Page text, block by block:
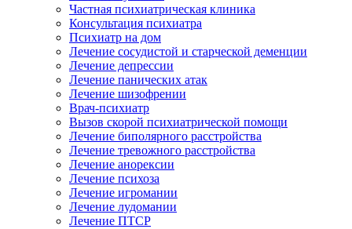
Частная психиатрическая клиника
Консультация психиатра
Психиатр на дом
Лечение сосудистой и старческой деменции
Лечение депрессии
Лечение панических атак
Лечение шизофрении
Врач-психиатр
Вызов скорой психиатрической помощи
Лечение биполярного расстройства
Лечение тревожного расстройства
Лечение анорексии
Лечение психоза
Лечение игромании
Лечение лудомании
Лечение ПТСР